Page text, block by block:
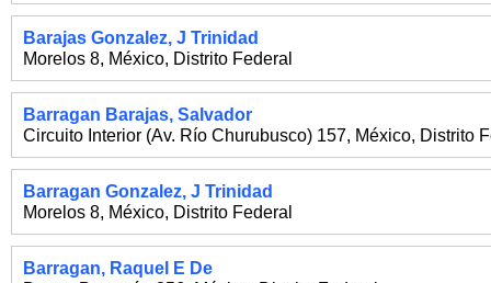
Barajas Gonzalez, J Trinidad
Morelos 8, México, Distrito Federal
Barragan Barajas, Salvador
Circuito Interior (Av. Río Churubusco) 157, México, Distrito
Barragan Gonzalez, J Trinidad
Morelos 8, México, Distrito Federal
Barragan, Raquel E De